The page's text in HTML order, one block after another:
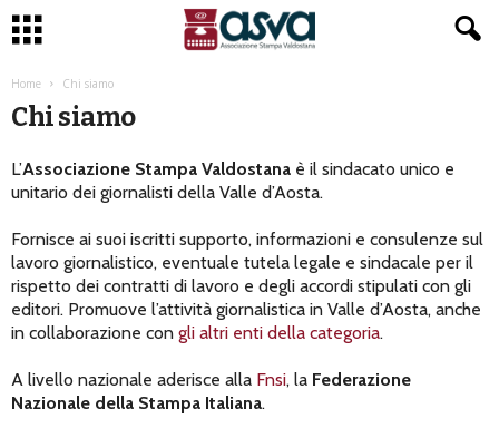
Home Chi siamo
Chi siamo
L’Associazione Stampa Valdostana è il sindacato unico e
unitario dei giornalisti della Valle d’Aosta.
Fornisce ai suoi iscritti supporto, informazioni e consulenze sul
lavoro giornalistico, eventuale tutela legale e sindacale per il
rispetto dei contratti di lavoro e degli accordi stipulati con gli
editori. Promuove l’attività giornalistica in Valle d’Aosta, anche
in collaborazione con gli altri enti della categoria.
A livello nazionale aderisce alla Fnsi, la Federazione
Nazionale della Stampa Italiana.